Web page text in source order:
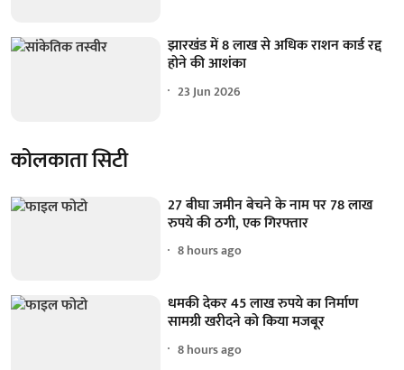
झारखंड में 8 लाख से अधिक राशन कार्ड रद्द
होने की आशंका
23 Jun 2026
कोलकाता सिटी
27 बीघा जमीन बेचने के नाम पर 78 लाख
रुपये की ठगी, एक गिरफ्तार
8 hours ago
धमकी देकर 45 लाख रुपये का निर्माण
सामग्री खरीदने को किया मजबूर
8 hours ago